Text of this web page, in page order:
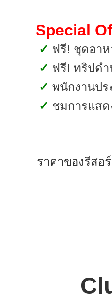
Special
✓ ฟรี! ชุดอาห
✓ ฟรี! ทริปด
✓ พนักงานปร
✓ ชมการแสด
ราคาของรีสอ